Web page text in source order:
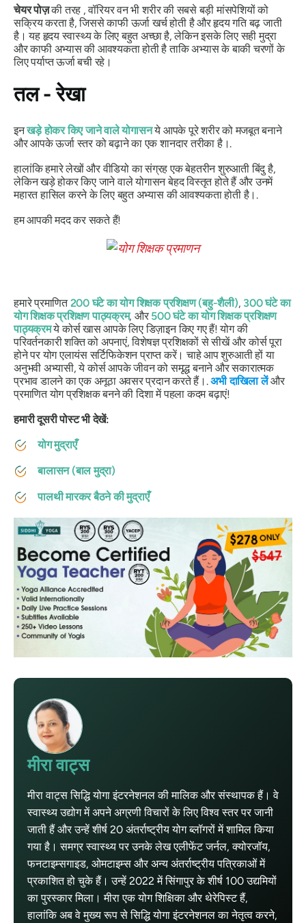
चेयर पोज़की तरह , वॉरियर वन भी शरीर की सबसे बड़ी मांसपेशियों को
सक्रिय करता है, जिससे काफी ऊर्जा खर्च होती है और हृदय गति बढ़ जाती
है। यह हृदय स्वास्थ्य के लिए बहुत अच्छा है, लेकिन इसके लिए सही मुद्रा
और काफी अभ्यास की आवश्यकता होती है ताकि अभ्यास के बाकी चरणों के
लिए पर्याप्त ऊर्जा बची रहे।
तल - रेखा
इनखड़े होकर किए जाने वाले योगासनये आपके पूरे शरीर को मजबूत बनाने
और आपके ऊर्जा स्तर को बढ़ाने का एक शानदार तरीका है।.
हालांकि हमारे लेखों और वीडियो का संग्रह एक बेहतरीन शुरुआती बिंदु है,
लेकिन खड़े होकर किए जाने वाले योगासन बेहद विस्तृत होते हैं और उनमें
महारत हासिल करने के लिए बहुत अभ्यास की आवश्यकता होती है।.
हम आपकी मदद कर सकते हैं!
हमारे प्रमाणित200 घंटे का योग शिक्षक प्रशिक्षण (बहु-शैली), 300 घंटे का
योग शिक्षक प्रशिक्षण पाठ्यक्रम, और 500 घंटे का योग शिक्षक प्रशिक्षण
पाठ्यक्रमये कोर्स खास आपके लिए डिज़ाइन किए गए हैं! योग की
परिवर्तनकारी शक्ति को अपनाएं, विशेषज्ञ प्रशिक्षकों से सीखें और कोर्स पूरा
होने पर योग एलायंस सर्टिफिकेशन प्राप्त करें। चाहे आप शुरुआती हों या
अनुभवी अभ्यासी, ये कोर्स आपके जीवन को समृद्ध बनाने और सकारात्मक
प्रभाव डालने का एक अनूठा अवसर प्रदान करते हैं।.अभी दाखिला लेंऔर
प्रमाणित योग प्रशिक्षक बनने की दिशा में पहला कदम बढ़ाएं!
हमारी दूसरी पोस्ट भी देखें:
योग मुद्राएँ
बालासन (बाल मुद्रा)
पालथी मारकर बैठने की मुद्राएँ
मीरा वाट्स
मीरा वाट्स सिद्धि योगा इंटरनेशनल की मालिक और संस्थापक हैं। वे
स्वास्थ्य उद्योग में अपने अग्रणी विचारों के लिए विश्व स्तर पर जानी
जाती हैं और उन्हें शीर्ष 20 अंतर्राष्ट्रीय योग ब्लॉगरों में शामिल किया
गया है। समग्र स्वास्थ्य पर उनके लेख एलीफेंट जर्नल, क्योरजॉय,
फनटाइम्सगाइड, ओमटाइम्स और अन्य अंतर्राष्ट्रीय पत्रिकाओं में
प्रकाशित हो चुके हैं। उन्हें 2022 में सिंगापुर के शीर्ष 100 उद्यमियों
का पुरस्कार मिला। मीरा एक योग शिक्षिका और थेरेपिस्ट हैं,
हालांकि अब वे मुख्य रूप से सिद्धि योगा इंटरनेशनल का नेतृत्व करने,